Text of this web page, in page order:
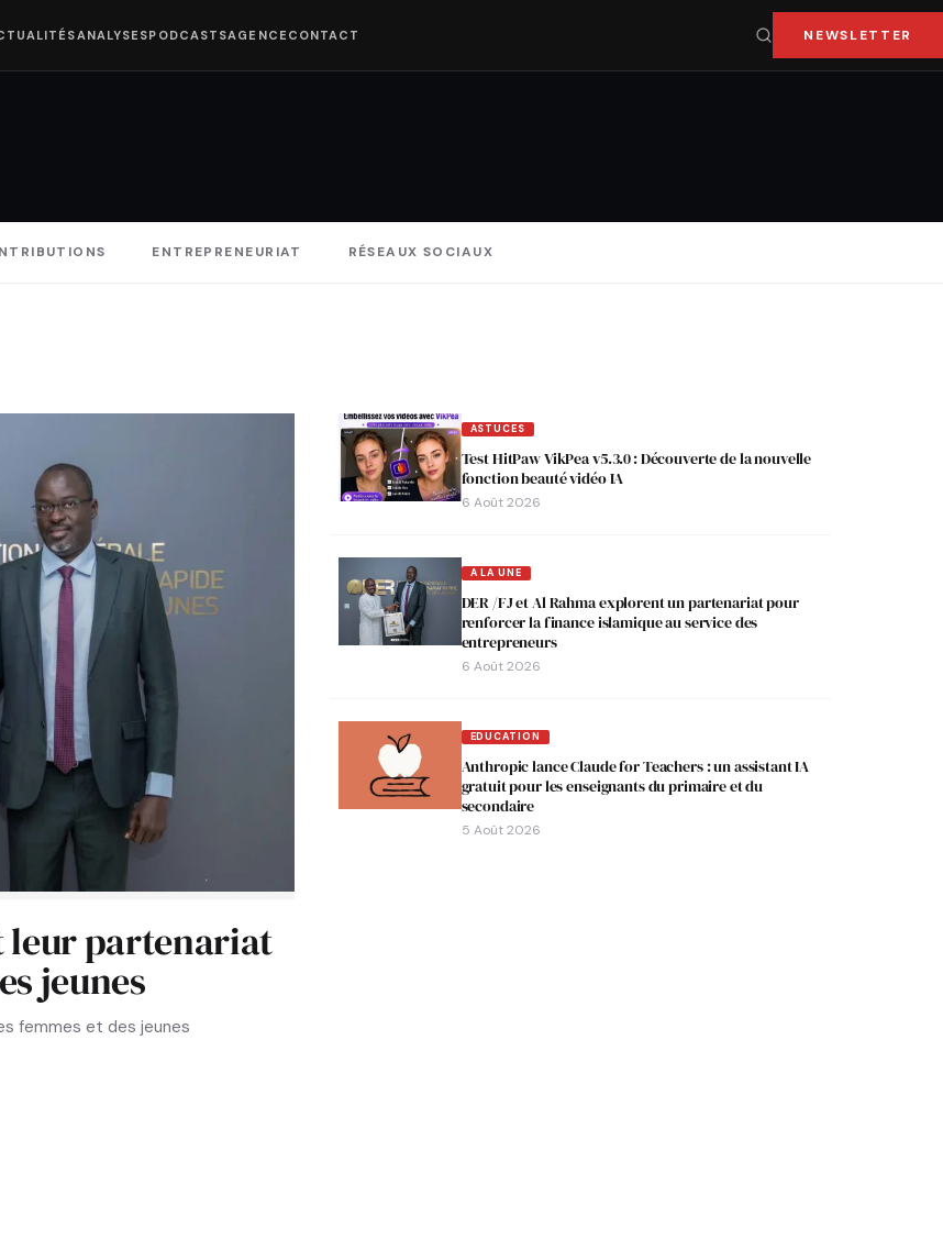
ANALYSESPODCASTSAGENCE CONTACT NEWSLETTER
ENTREPRENEURIAT RÉSEAUX SOCIAUX
leur partenariat
jeunes
femmes et des jeunes
ASTUCES
Test HitPaw VikPea v5.3.0 : Découverte de la nouvelle
fonction beauté vidéo IA
6 Août 2026
A LA UNE
DER /FJ et Al Rahma explorent un partenariat pour
renforcer la finance islamique au service des
entrepreneurs
6 Août 2026
EDUCATION
Anthropic lance Claude for Teachers : un assistant IA
gratuit pour les enseignants du primaire et du
secondaire
5 Août 2026